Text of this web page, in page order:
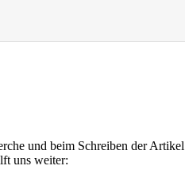
und beim Schreiben der
uns weiter: